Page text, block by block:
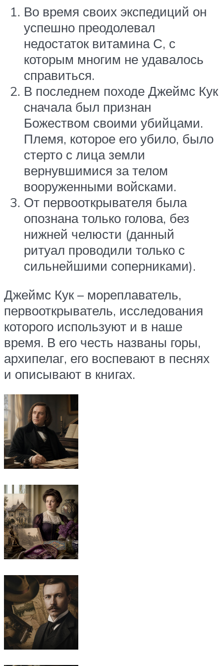
Во время своих экспедиций он
успешно преодолевал
недостаток витамина С, с
которым многим не удавалось
справиться.
В последнем походе Джеймс Кук
сначала был признан
Божеством своими убийцами.
Племя, которое его убило, было
стерто с лица земли
вернувшимися за телом
вооруженными войсками.
От первооткрывателя была
опознана только голова, без
нижней челюсти (данный
ритуал проводили только с
сильнейшими соперниками).
Джеймс Кук – мореплаватель,
первооткрыватель, исследования
которого используют и в наше
время. В его честь названы горы,
архипелаг, его воспевают в песнях
и описывают в книгах.